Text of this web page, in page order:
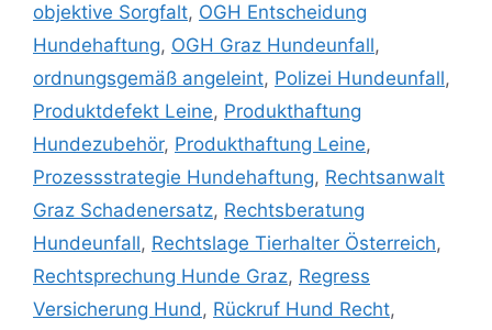
objektive Sorgfalt, OGH Entscheidung
Hundehaftung, OGH Graz Hundeunfall,
ordnungsgemäß angeleint, Polizei Hundeunfall,
Produktdefekt Leine, Produkthaftung
Hundezubehör, Produkthaftung Leine,
Prozessstrategie Hundehaftung, Rechtsanwalt
Graz Schadenersatz, Rechtsberatung
Hundeunfall, Rechtslage Tierhalter Österreich,
Rechtsprechung Hunde Graz, Regress
Versicherung Hund, Rückruf Hund Recht,